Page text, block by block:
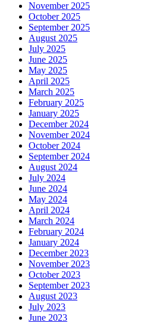
November 2025
October 2025
September 2025
August 2025
July 2025
June 2025
May 2025
April 2025
March 2025
February 2025
January 2025
December 2024
November 2024
October 2024
September 2024
August 2024
July 2024
June 2024
May 2024
April 2024
March 2024
February 2024
January 2024
December 2023
November 2023
October 2023
September 2023
August 2023
July 2023
June 2023